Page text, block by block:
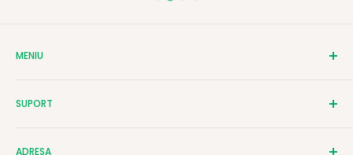
MENIU
Contact
Servicii Personalizare
SUPORT
ADRESA